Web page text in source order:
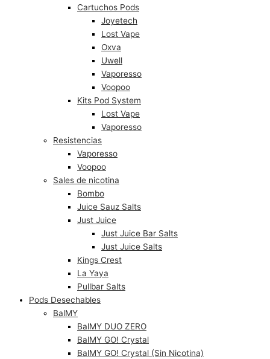
Cartuchos Pods
Joyetech
Lost Vape
Oxva
Uwell
Vaporesso
Voopoo
Kits Pod System
Lost Vape
Vaporesso
Resistencias
Vaporesso
Voopoo
Sales de nicotina
Bombo
Juice Sauz Salts
Just Juice
Just Juice Bar Salts
Just Juice Salts
Kings Crest
La Yaya
Pullbar Salts
Pods Desechables
BalMY
BalMY DUO ZERO
BalMY GO! Crystal
BalMY GO! Crystal (Sin Nicotina)